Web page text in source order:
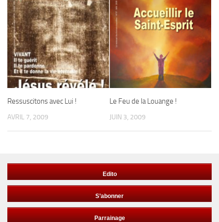
Ressuscitons avec Lui !
AVRIL 7, 2009
Le Feu de la Louange !
JUIN 3, 2009
Edito
S’abonner
Parrainage